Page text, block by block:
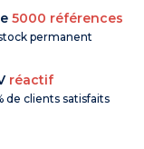
5000 références
permanent
réactif
de clients satisfaits